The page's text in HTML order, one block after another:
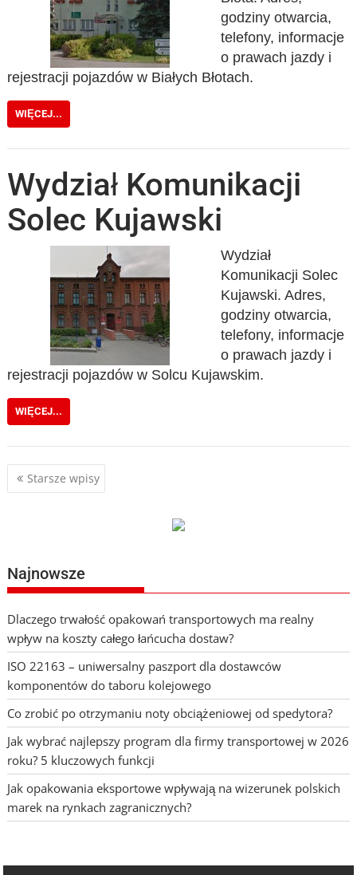
godziny otwarcia,
telefony, informacje
o prawach jazdy i
rejestracji pojazdów w Białych Błotach.
WIĘCEJ...
Wydział Komunikacji
Solec Kujawski
Wydział
Komunikacji Solec
Kujawski. Adres,
godziny otwarcia,
telefony, informacje
o prawach jazdy i
rejestracji pojazdów w Solcu Kujawskim.
WIĘCEJ...
Nawigacja
Starsze wpisy
Najnowsze
Dlaczego trwałość opakowań transportowych ma realny
wpływ na koszty całego łańcucha dostaw?
ISO 22163 – uniwersalny paszport dla dostawców
komponentów do taboru kolejowego
Co zrobić po otrzymaniu noty obciążeniowej od spedytora?
Jak wybrać najlepszy program dla firmy transportowej w 2026
roku? 5 kluczowych funkcji
Jak opakowania eksportowe wpływają na wizerunek polskich
marek na rynkach zagranicznych?